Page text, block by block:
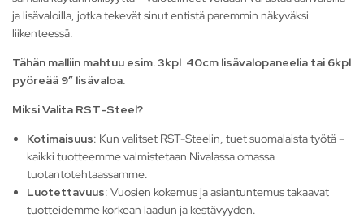
ja lisävaloilla, jotka tekevät sinut entistä paremmin näkyväksi
liikenteessä.
Tähän malliin mahtuu esim. 3kpl 40cm lisävalopaneelia tai 6kpl
pyöreää 9″ lisävaloa.
Miksi Valita RST-Steel?
Kotimaisuus: Kun valitset RST-Steelin, tuet suomalaista työtä –
kaikki tuotteemme valmistetaan Nivalassa omassa
tuotantotehtaassamme.
Luotettavuus: Vuosien kokemus ja asiantuntemus takaavat
tuotteidemme korkean laadun ja kestävyyden.